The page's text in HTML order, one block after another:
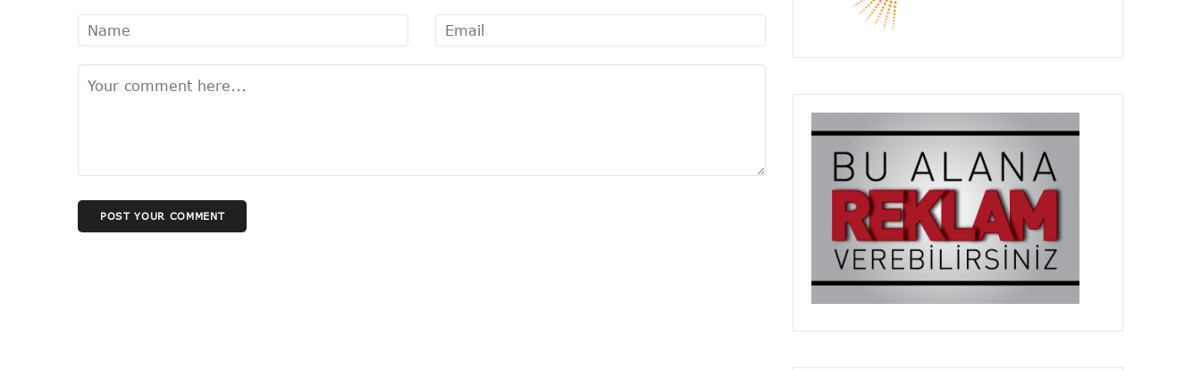
POST YOUR COMMENT